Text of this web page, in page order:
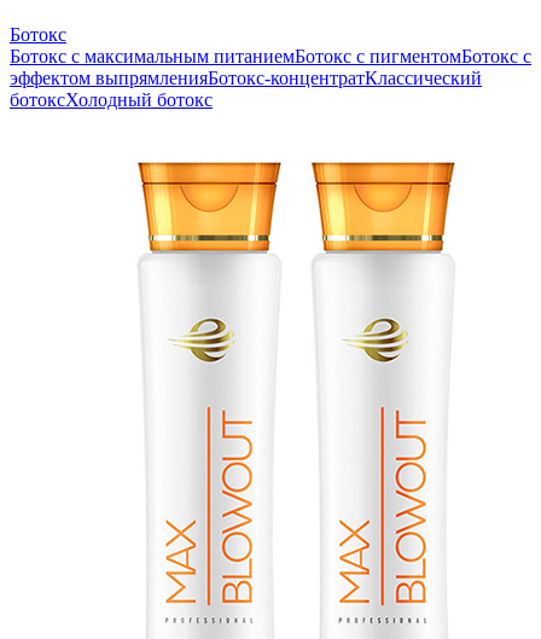
Ботокс
Ботокс с максимальным питаниемБотокс с пигментомБотокс с
эффектом выпрямленияБотокс-концентратКлассический
ботоксХолодный ботокс